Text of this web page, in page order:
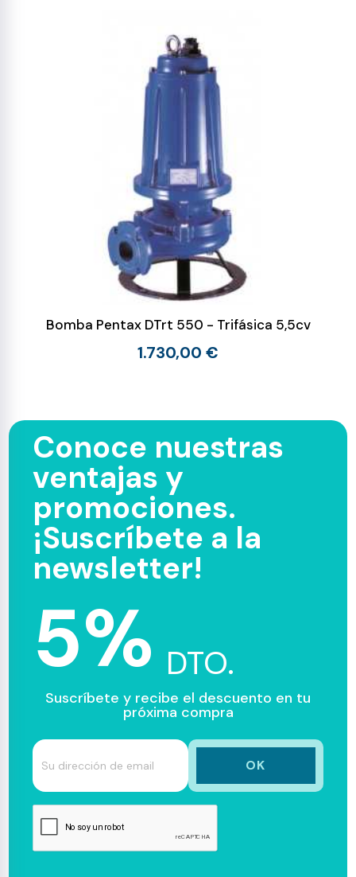
Bomba Pentax DTrt 550 - Trifásica 5,5cv
1.730,00 €
Conoce nuestras
ventajas y
promociones.
¡Suscríbete a la
newsletter!
5% DTO.
Suscríbete y recibe el descuento en tu
próxima compra